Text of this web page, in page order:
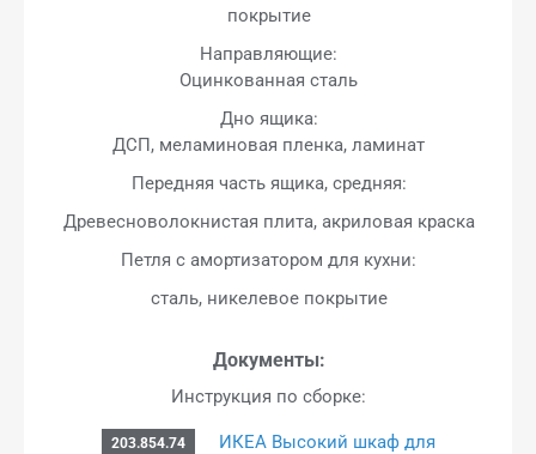
покрытие
Направляющие:
Оцинкованная сталь
Дно ящика:
ДСП, меламиновая пленка, ламинат
Передняя часть ящика, средняя:
Древесноволокнистая плита, акриловая краска
Петля с амортизатором для кухни:
сталь, никелевое покрытие
Документы:
Инструкция по сборке:
203.854.74
ИКЕА Высокий шкаф для